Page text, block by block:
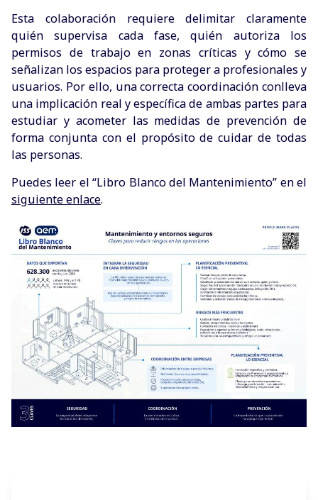
Esta colaboración requiere delimitar claramente
quién supervisa cada fase, quién autoriza los
permisos de trabajo en zonas críticas y cómo se
señalizan los espacios para proteger a profesionales y
usuarios. Por ello, una correcta coordinación conlleva
una implicación real y específica de ambas partes para
estudiar y acometer las medidas de prevención de
forma conjunta con el propósito de cuidar de todas
las personas.
Puedes leer el “Libro Blanco del Mantenimiento” en el
siguiente enlace.